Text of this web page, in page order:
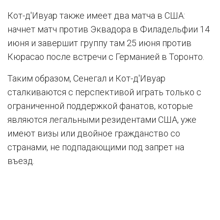
Кот-д'Ивуар также имеет два матча в США:
начнет матч против Эквадора в Филадельфии 14
июня и завершит группу там 25 июня против
Кюрасао после встречи с Германией в Торонто.
Таким образом, Сенегал и Кот-д'Ивуар
сталкиваются с перспективой играть только с
ограниченной поддержкой фанатов, которые
являются легальными резидентами США, уже
имеют визы или двойное гражданство со
странами, не подпадающими под запрет на
въезд.